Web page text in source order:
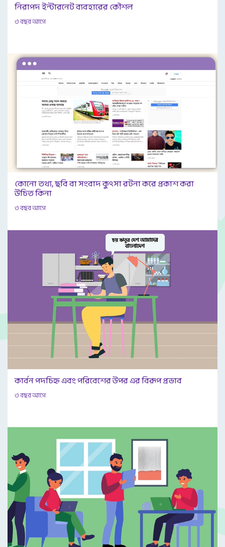
নিরাপদ ইন্টারনেট ব্যবহারের কৌশল
৩ বছর আগে
কোনো তথ্য, ছবি বা সংবাদ কুৎসা রটনা করে প্রকাশ করা
উচিত কিনা
৩ বছর আগে
কার্বন পদচিহ্ন এবং পরিবেশের উপর এর বিরূপ প্রভাব
৩ বছর আগে